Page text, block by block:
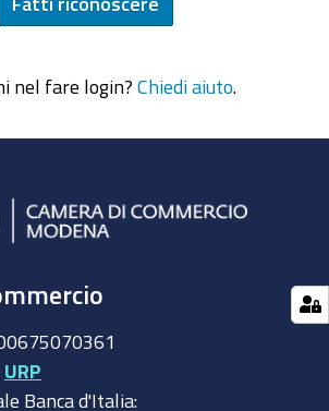
nel fare login? Chiedi aiuto
URP
Banca d'Italia: